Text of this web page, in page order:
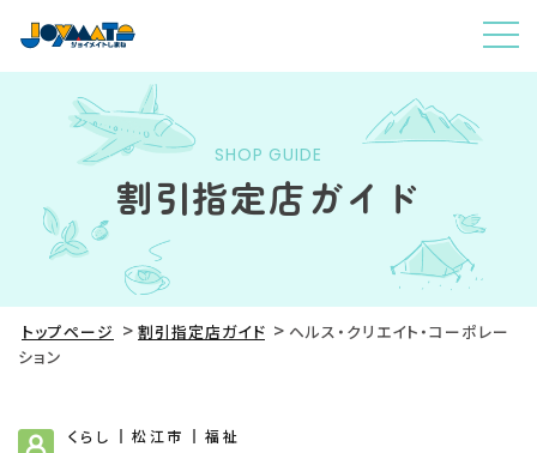
SHOP GUIDE
割引指定店ガイド
トップページ 割引指定店ガイド
ヘルス・クリエイト・コーポレー
ション
くらし 松江市 福祉